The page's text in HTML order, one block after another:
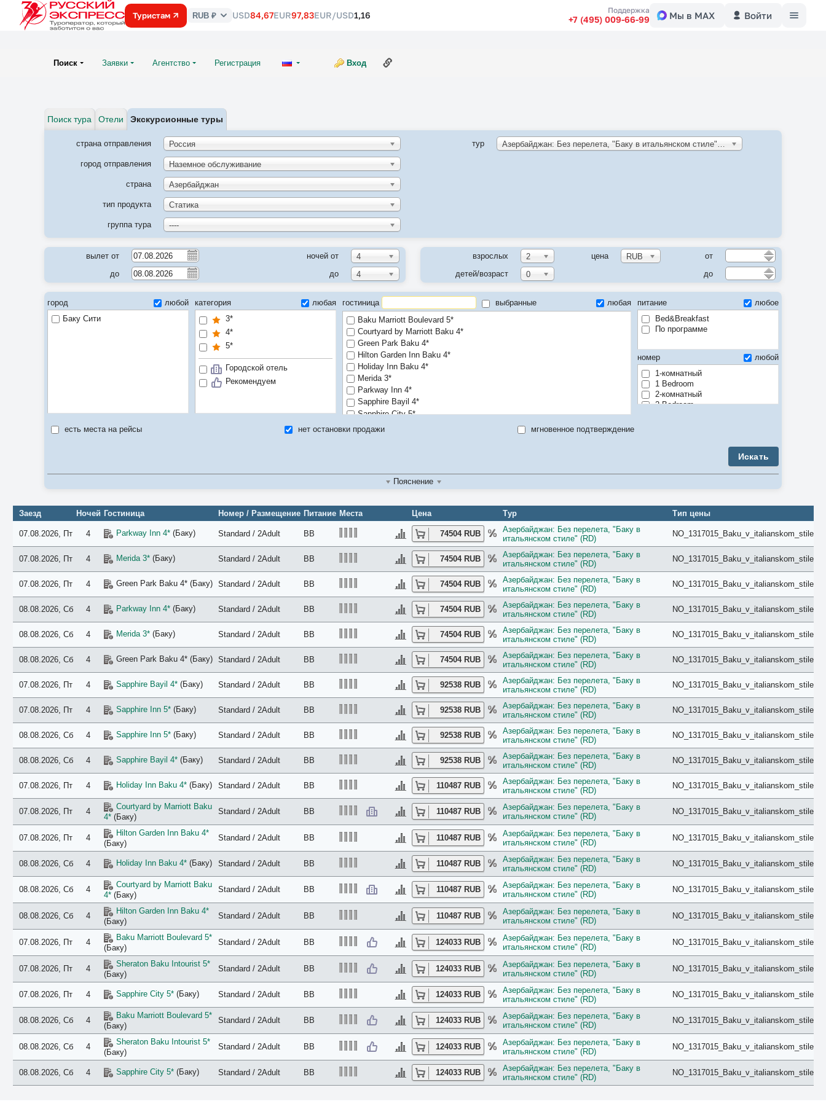
Туристам
Курс
RUB ₽ USD84,67EUR97,83EUR/USD1,16 Поддержка
+7 (495) 009-66-99 Мы в MAX Войти
Поиск Заявки Агентство Регистрация Вход
Поиск тура Отели Экскурсионные туры
страна отправления Россия
город отправления Наземное обслуживание
страна Азербайджан
тип продукта Статика
группа тура ----
тур Азербайджан: Без перелета, "Баку в итальянском стиле" (RD)
вылет от ночей от
4
до
до 4
взрослых 2 цена RUB
от
детей/возраст
0 до
город
любой
Баку Сити
категория
любая
3*
4*
5*
Городской отель
Рекомендуем
гостиница выбранные
любая
Baku Marriott Boulevard 5*
Courtyard by Marriott Baku 4*
Green Park Baku 4*
Hilton Garden Inn Baku 4*
Holiday Inn Baku 4*
Merida 3*
Parkway Inn 4*
Sapphire Bayil 4*
Sapphire City 5*
Sheraton Baku Intourist 5*
питание
любое
Bed&Breakfast
По программе
номер
любой
1-комнатный
1 Bedroom
2-комнатный
2 Bedroom
7 Bedroom
9 Bedroom
Air Conditioner
Apartment
Bay View
Beach
Bosphorus View
Bungalow
Business
Chalet
City View
Classic
Cottage
Courtyard
Creek View
Diamond Club
Different
Duplex
Economy
Elegance
Exclusive
Family
First Floor
Forest View
Grand
Ground Floor
Harbour
Inland View
Jacuzzi
Jungle View
Junior Suite
Kitchen
Lagoon
Large
Loft
Lounge
Main Building
Maisonette
есть места на рейсы нет остановки продажи мгновенное подтверждение
Искать
Пояснение
Заезд Ночей Гостиница Номер / Размещение Питание Места Цена Тур Тип цены
07.08.2026, Пт 4 Parkway Inn 4*(Баку) Standard / 2Adult BB 74504 RUB
Азербайджан: Без перелета, "Баку в
итальянском стиле" (RD)
NO_1317015_Baku_v_italianskom_stile
07.08.2026, Пт 4 Merida 3*(Баку) Standard / 2Adult BB 74504 RUB
Азербайджан: Без перелета, "Баку в
итальянском стиле" (RD)
NO_1317015_Baku_v_italianskom_stile
07.08.2026, Пт 4 Green Park Baku 4* (Баку) Standard / 2Adult BB 74504 RUB
Азербайджан: Без перелета, "Баку в
итальянском стиле" (RD)
NO_1317015_Baku_v_italianskom_stile
08.08.2026, Сб 4 Parkway Inn 4*(Баку) Standard / 2Adult BB 74504 RUB
Азербайджан: Без перелета, "Баку в
итальянском стиле" (RD)
NO_1317015_Baku_v_italianskom_stile
08.08.2026, Сб 4 Merida 3*(Баку) Standard / 2Adult BB 74504 RUB
Азербайджан: Без перелета, "Баку в
итальянском стиле" (RD)
NO_1317015_Baku_v_italianskom_stile
08.08.2026, Сб 4 Green Park Baku 4* (Баку) Standard / 2Adult BB 74504 RUB
Азербайджан: Без перелета, "Баку в
итальянском стиле" (RD)
NO_1317015_Baku_v_italianskom_stile
07.08.2026, Пт 4 Sapphire Bayil 4*(Баку) Standard / 2Adult BB 92538 RUB
Азербайджан: Без перелета, "Баку в
итальянском стиле" (RD)
NO_1317015_Baku_v_italianskom_stile
07.08.2026, Пт 4 Sapphire Inn 5*(Баку) Standard / 2Adult BB 92538 RUB
Азербайджан: Без перелета, "Баку в
итальянском стиле" (RD)
NO_1317015_Baku_v_italianskom_stile
08.08.2026, Сб 4 Sapphire Inn 5*(Баку) Standard / 2Adult BB 92538 RUB
Азербайджан: Без перелета, "Баку в
итальянском стиле" (RD)
NO_1317015_Baku_v_italianskom_stile
08.08.2026, Сб 4 Sapphire Bayil 4*(Баку) Standard / 2Adult BB 92538 RUB
Азербайджан: Без перелета, "Баку в
итальянском стиле" (RD)
NO_1317015_Baku_v_italianskom_stile
07.08.2026, Пт 4 Holiday Inn Baku 4*(Баку) Standard / 2Adult BB 110487 RUB
Азербайджан: Без перелета, "Баку в
итальянском стиле" (RD)
NO_1317015_Baku_v_italianskom_stile
07.08.2026, Пт 4
Courtyard by Marriott Baku
4*(Баку)
Standard / 2Adult BB 110487 RUB
Азербайджан: Без перелета, "Баку в
итальянском стиле" (RD)
NO_1317015_Baku_v_italianskom_stile
07.08.2026, Пт 4
Hilton Garden Inn Baku 4*
(Баку)
Standard / 2Adult BB 110487 RUB
Азербайджан: Без перелета, "Баку в
итальянском стиле" (RD)
NO_1317015_Baku_v_italianskom_stile
08.08.2026, Сб 4 Holiday Inn Baku 4*(Баку) Standard / 2Adult BB 110487 RUB
Азербайджан: Без перелета, "Баку в
итальянском стиле" (RD)
NO_1317015_Baku_v_italianskom_stile
08.08.2026, Сб 4
Courtyard by Marriott Baku
4*(Баку)
Standard / 2Adult BB 110487 RUB
Азербайджан: Без перелета, "Баку в
итальянском стиле" (RD)
NO_1317015_Baku_v_italianskom_stile
08.08.2026, Сб 4
Hilton Garden Inn Baku 4*
(Баку)
Standard / 2Adult BB 110487 RUB
Азербайджан: Без перелета, "Баку в
итальянском стиле" (RD)
NO_1317015_Baku_v_italianskom_stile
07.08.2026, Пт 4
Baku Marriott Boulevard 5*
(Баку)
Standard / 2Adult BB 124033 RUB
Азербайджан: Без перелета, "Баку в
итальянском стиле" (RD)
NO_1317015_Baku_v_italianskom_stile
07.08.2026, Пт 4
Sheraton Baku Intourist 5*
(Баку)
Standard / 2Adult BB 124033 RUB
Азербайджан: Без перелета, "Баку в
итальянском стиле" (RD)
NO_1317015_Baku_v_italianskom_stile
07.08.2026, Пт 4 Sapphire City 5*(Баку) Standard / 2Adult BB 124033 RUB
Азербайджан: Без перелета, "Баку в
итальянском стиле" (RD)
NO_1317015_Baku_v_italianskom_stile
08.08.2026, Сб 4
Baku Marriott Boulevard 5*
(Баку)
Standard / 2Adult BB 124033 RUB
Азербайджан: Без перелета, "Баку в
итальянском стиле" (RD)
NO_1317015_Baku_v_italianskom_stile
08.08.2026, Сб 4
Sheraton Baku Intourist 5*
(Баку)
Standard / 2Adult BB 124033 RUB
Азербайджан: Без перелета, "Баку в
итальянском стиле" (RD)
NO_1317015_Baku_v_italianskom_stile
08.08.2026, Сб 4 Sapphire City 5*(Баку) Standard / 2Adult BB 124033 RUB
Азербайджан: Без перелета, "Баку в
итальянском стиле" (RD)
NO_1317015_Baku_v_italianskom_stile